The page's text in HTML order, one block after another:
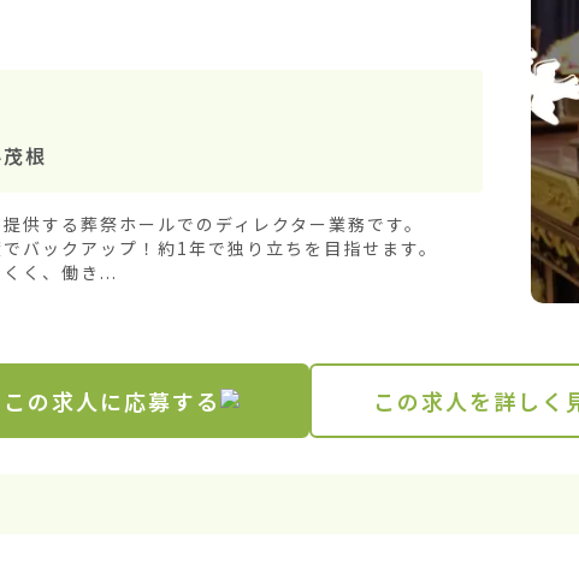
根
供する葬祭ホールでのディレクター業務です。
バックアップ！約1年で独り立ちを目指せます。
く、働き...
この求人に応募する この求人を詳しく